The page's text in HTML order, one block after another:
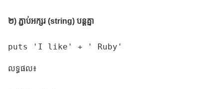
២) ភ្ជាប់អក្សរ (string) បន្តគ្នា
puts 'I like' + ' Ruby'
លទ្ធផល៖